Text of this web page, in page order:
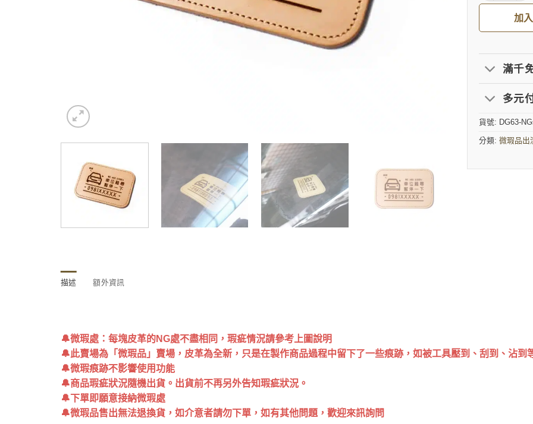
加
滿千
多元
貨號: DG63-
分類: 微瑕品出
描述 額外資訊
🔔微瑕處：每塊皮革的NG處不盡相同，瑕疵情況請參考上圖說明
🔔此賣場為「微瑕品」賣場，皮革為全新，只是在製作商品過程中留下了一些痕跡，如被工具壓到、刮到、沾到
🔔微瑕痕跡不影響使用功能
🔔商品瑕疵狀況隨機出貨。出貨前不再另外告知瑕疵狀況。⁣⁣
🔔下單即願意接納微瑕處
🔔微瑕品售出無法退換貨，如介意者請勿下單，如有其他問題，歡迎來訊詢問